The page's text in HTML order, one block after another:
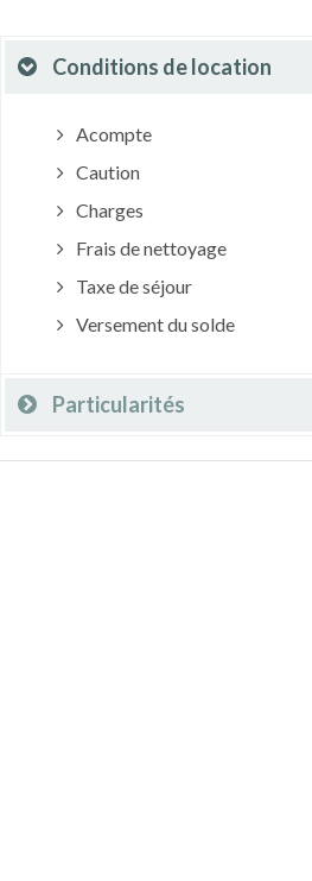
Conditions de location
Acompte
Caution
Charges
Frais de nettoyage
Taxe de séjour
Versement du solde
Particularités